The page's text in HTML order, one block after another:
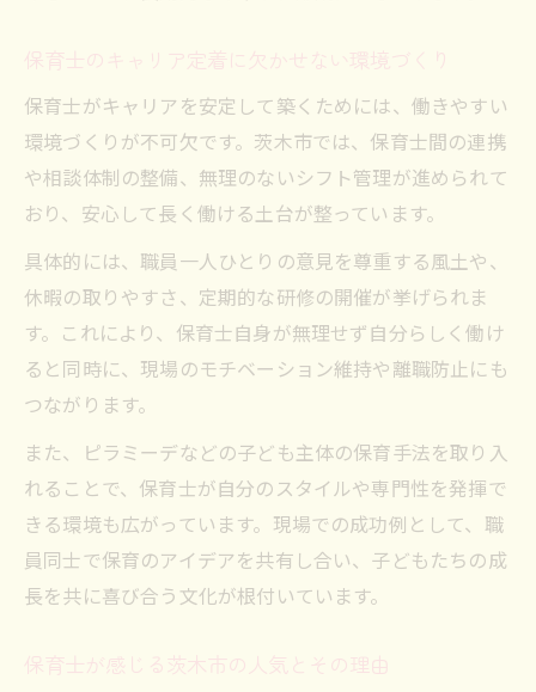
保育士が続けやすいライフスタイルづくり
現場で活かせる保育士の人間力を深掘り
保育士に求められる人間力とは何かを解説
保育士の自己成長を促す人間力の磨き方
保育士が大切にしたい感情コントロール力
信頼を築く保育士の姿勢が未来を変える
保育士が信頼を得るための考え方と行動
保育士の姿勢が子どもや保護者に与える影
響
保育士が地域で信頼される存在になる方法
保育士として未来を切り開く継続の力
保育士が大切にするべき誠実さと責任感
保育士のキャリア定着に欠かせない環境づくり
保育士がキャリアを安定して築くためには、働きやすい
環境づくりが不可欠です。茨木市では、保育士間の連携
や相談体制の整備、無理のないシフト管理が進められて
おり、安心して長く働ける土台が整っています。
具体的には、職員一人ひとりの意見を尊重する風土や、
休暇の取りやすさ、定期的な研修の開催が挙げられま
す。これにより、保育士自身が無理せず自分らしく働け
ると同時に、現場のモチベーション維持や離職防止にも
つながります。
また、ピラミーデなどの子ども主体の保育手法を取り入
れることで、保育士が自分のスタイルや専門性を発揮で
きる環境も広がっています。現場での成功例として、職
員同士で保育のアイデアを共有し合い、子どもたちの成
長を共に喜び合う文化が根付いています。
保育士が感じる茨木市の人気とその理由